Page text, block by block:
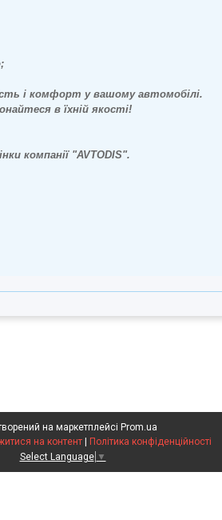
і комфорт у вашому автомобілі.
в їхній якості!
компанії "AVTODIS".
на маркетплейсі Prom.ua
на контент
Політика конфіденційності
Select Language ▼